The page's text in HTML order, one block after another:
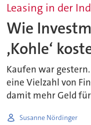
Leasing in der
Wie
‚Kohle‘
Kaufen war
eine Vielzahl von
damit mehr Geld
Susanne Nördinger